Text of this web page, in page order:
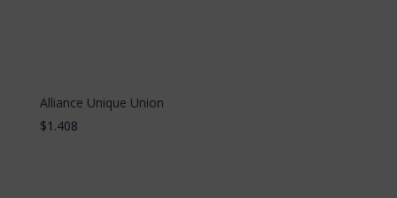
Alliance Unique Union
$1.408